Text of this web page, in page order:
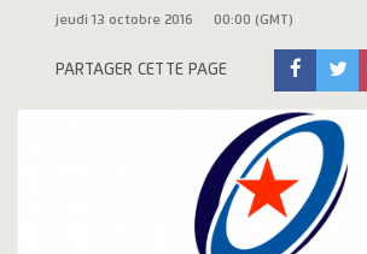
jeudi 13 octobre 2016 00:00 (GMT)
PARTAGER CETTE PAGE